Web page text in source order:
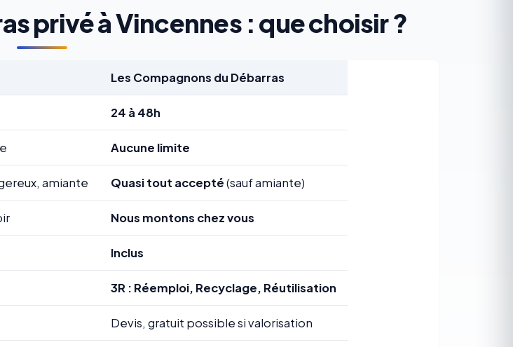
privé à Vincennes : que choisir ?
Les Compagnons du Débarras
24 à 48h
Aucune limite
amiante Quasi tout accepté(sauf amiante)
Nous montons chez vous
Inclus
3R : Réemploi, Recyclage, Réutilisation
Devis, gratuit possible si valorisation